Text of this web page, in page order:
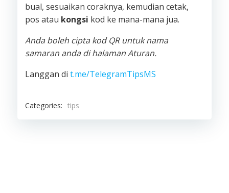
bual, sesuaikan coraknya, kemudian cetak,
pos atau kongsi kod ke mana-mana jua.
Anda boleh cipta kod QR untuk nama
samaran anda di halaman Aturan.
Langgan di t.me/TelegramTipsMS
Categories: tips